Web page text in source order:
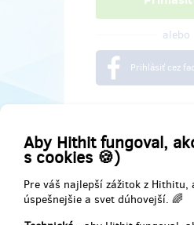
Aby Hithit fungoval,
s cookies 🍪)
Pre váš najlepší zážitok z
úspešnejšie a svet dúhovejší. 🌈
alebo
Prihlásiť cez